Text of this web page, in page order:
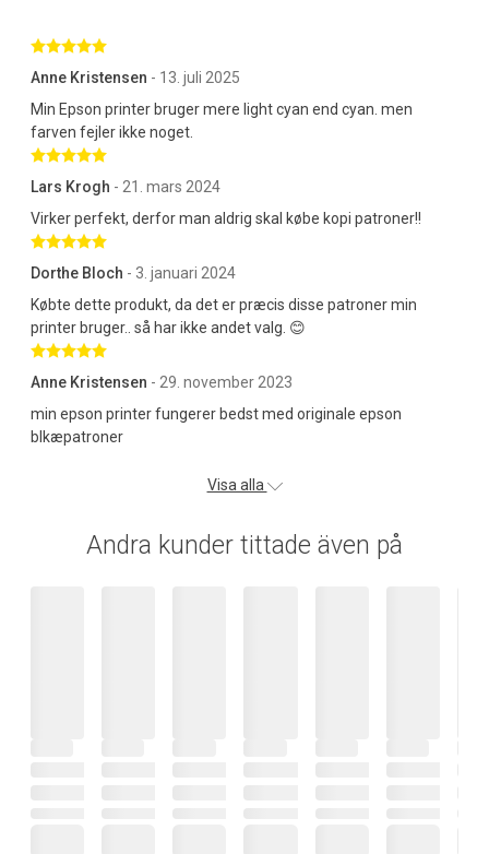
Betygsatt 5 av 5 stjärnor
Anne Kristensen - 13. juli 2025
Min Epson printer bruger mere light cyan end cyan. men
farven fejler ikke noget.
Betygsatt 5 av 5 stjärnor
Lars Krogh - 21. mars 2024
Virker perfekt, derfor man aldrig skal købe kopi patroner!!
Betygsatt 5 av 5 stjärnor
Dorthe Bloch - 3. januari 2024
Købte dette produkt, da det er præcis disse patroner min
printer bruger.. så har ikke andet valg. 😊
Betygsatt 5 av 5 stjärnor
Anne Kristensen - 29. november 2023
min epson printer fungerer bedst med originale epson
blkæpatroner
Visa alla
Andra kunder tittade även på